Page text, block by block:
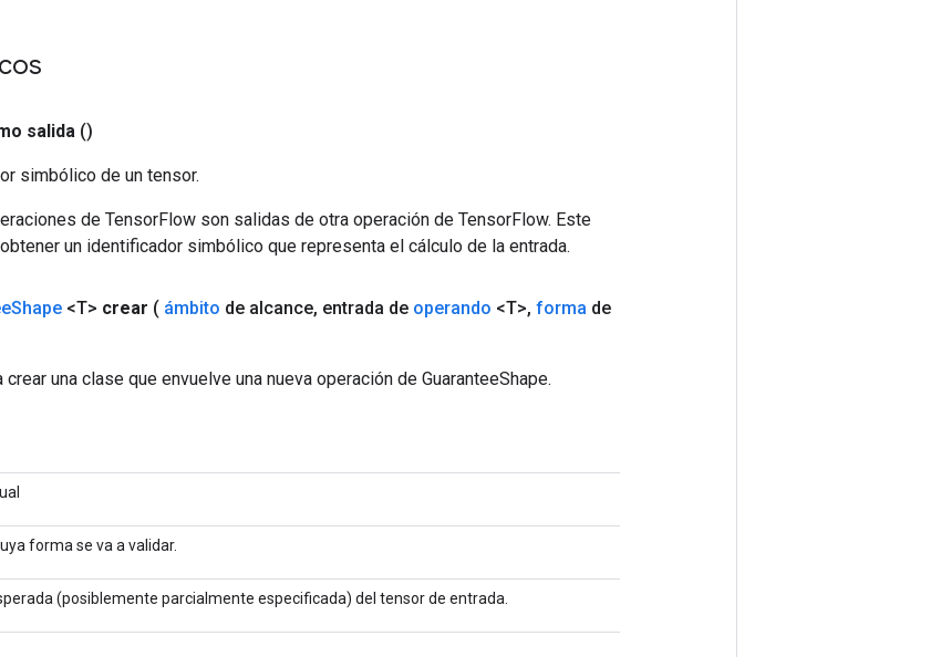
salida ()
simbólico de un tensor.
de TensorFlow son salidas de otra operación de TensorFlow. Este
un identificador simbólico que representa el cálculo de la entrada.
Shape <T> crear ( ámbito de alcance, entrada de operando <T>, forma de
una clase que envuelve una nueva operación de GuaranteeShape.
forma se va a validar.
(posiblemente parcialmente especificada) del tensor de entrada.